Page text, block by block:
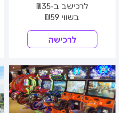
לרכישב ב-₪35
בשווי ₪59
לרכישה